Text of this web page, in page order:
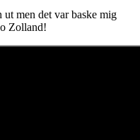
men det var baske mig
Zolland!